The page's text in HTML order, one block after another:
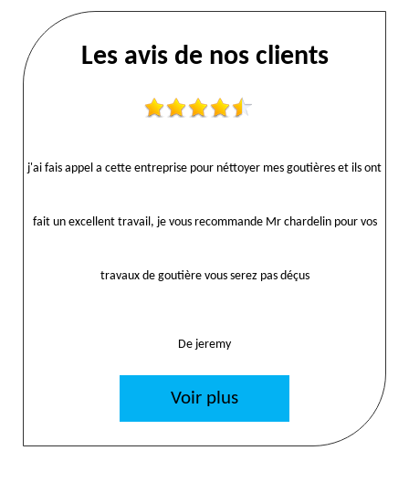
Les avis de nos clients
j'ai fais appel a cette entreprise pour néttoyer mes goutières et ils ont
fait un excellent travail, je vous recommande Mr chardelin pour vos
travaux de goutière vous serez pas déçus
De jeremy
Voir plus